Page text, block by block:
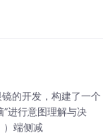
的开发，构建了一个
进行意图理解与决
）端侧减